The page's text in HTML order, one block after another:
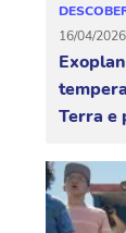
16/04/2026
Terra e